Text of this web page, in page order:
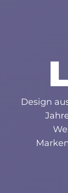
Design